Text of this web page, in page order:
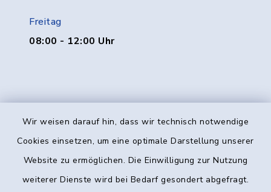
Wir weisen darauf hin, dass wir technisch notwendige
Cookies einsetzen, um eine optimale Darstellung unserer
Website zu ermöglichen. Die Einwilligung zur Nutzung
weiterer Dienste wird bei Bedarf gesondert abgefragt.
Freitag
08:00 - 12:00 Uhr
Kontakt